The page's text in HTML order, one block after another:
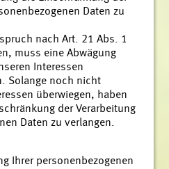
Daten zu
nach Art. 21 Abs. 1
muss eine Abwägung
Interessen
Solange noch nicht
überwiegen, haben
der Verarbeitung
Daten zu verlangen.
Ihrer personenbezogenen